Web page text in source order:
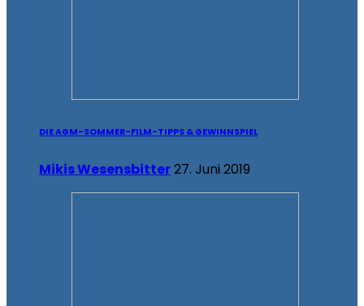
DIE AGM-SOMMER-FILM-TIPPS & GEWINNSPIEL
Mikis Wesensbitter27. Juni 2019